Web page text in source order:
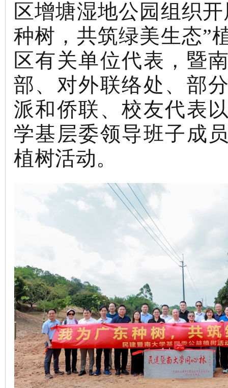
区增塘湿地公园组织
种树，共筑绿美生态”
区有关单位代表，暨
部、对外联络处、部
派和侨联、校友代表
学基层委领导班子成
植树活动。